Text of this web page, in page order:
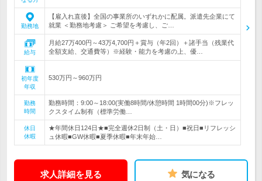
勤務地
【雇入れ直後】全国の事業所のいずれかに配属。派遣先企業にて
就業 ＜勤務地考慮＞ ご希望を考慮し、ご…
給与
月給27万400円～43万4,700円＋賞与（年2回）＋諸手当（残業代
全額支給、交通費等）※経験・能力を考慮の上、優…
初年度
年収
530万円～960万円
勤務
時間
勤務時間：9:00～18:00(実働8時間/休憩時間 1時間00分)※フレッ
クスタイム制有（標準労働…
休日
休暇
★年間休日124日★■完全週休2日制（土・日）■祝日■リフレッシ
ュ休暇■GW休暇■夏季休暇■年末年始…
求人詳細を見る 気になる